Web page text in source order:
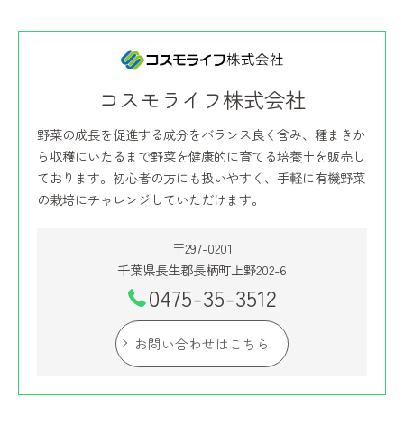
コスモライフ株式会社
野菜の成長を促進する成分をバランス良く含み、種まきか
ら収穫にいたるまで野菜を健康的に育てる培養土を販売し
ております。初心者の方にも扱いやすく、手軽に有機野菜
の栽培にチャレンジしていただけます。
〒297-0201
千葉県長生郡長柄町上野202-6
0475-35-3512
お問い合わせはこちら